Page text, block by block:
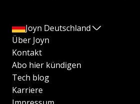
Joyn Deutschland
Über Joyn
Kontakt
Abo hier kündigen
Tech blog
Karriere